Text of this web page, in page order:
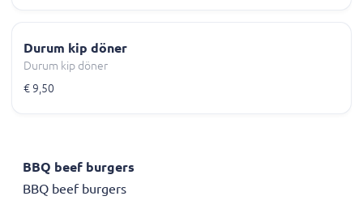
Durum kip döner
Durum kip döner
€ 9,50
BBQ beef burgers
BBQ beef burgers